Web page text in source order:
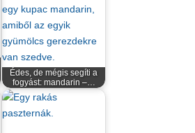
Édes, de mégis segíti a
fogyást: mandarin –…